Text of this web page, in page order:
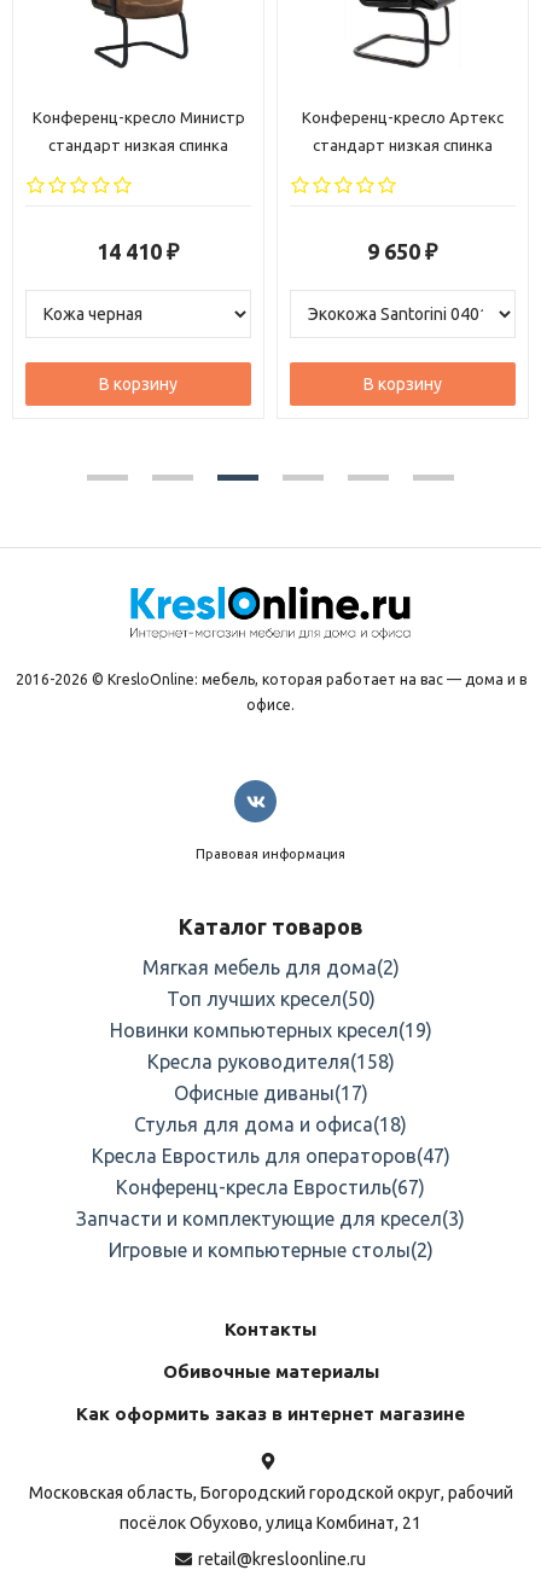
Конференц-кресло Министр
стандарт низкая спинка
14 410 ₽
В корзину
Конференц-кресло Артекс
стандарт низкая спинка
9 650 ₽
В корзину
2016-2026 © KresloOnline: мебель, которая работает на вас — дома и в
офисе.
Правовая информация
Каталог товаров
Мягкая мебель для дома(2)
Топ лучших кресел(50)
Новинки компьютерных кресел(19)
Кресла руководителя(158)
Офисные диваны(17)
Стулья для дома и офиса(18)
Кресла Евростиль для операторов(47)
Конференц-кресла Евростиль(67)
Запчасти и комплектующие для кресел(3)
Игровые и компьютерные столы(2)
Контакты
Обивочные материалы
Как оформить заказ в интернет магазине
Московская область, Богородский городской округ, рабочий
посёлок Обухово, улица Комбинат, 21
retail@kresloonline.ru